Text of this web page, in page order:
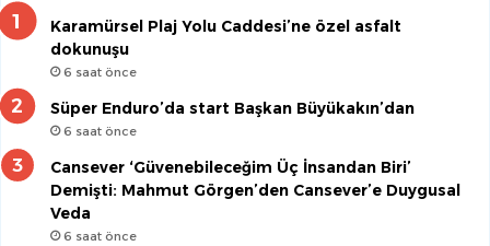
Karamürsel Plaj Yolu Caddesi’ne özel asfalt
dokunuşu
6 saat önce
Süper Enduro’da start Başkan Büyükakın’dan
6 saat önce
Cansever ‘Güvenebileceğim Üç İnsandan Biri’
Demişti: Mahmut Görgen’den Cansever’e Duygusal
Veda
6 saat önce